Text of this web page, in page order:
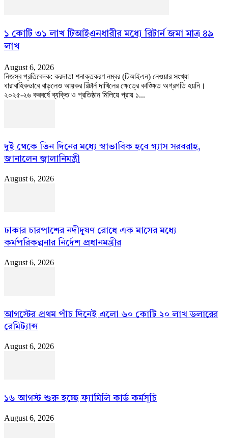
১ কোটি ৩১ লাখ টিআইএনধারীর মধ্যে রিটার্ন জমা মাত্র ৪৯
লাখ
August 6, 2026
নিজস্ব প্রতিবেদক: করদাতা শনাক্তকরণ নম্বর (টিআইএন) নেওয়ার সংখ্যা
ধারাবাহিকভাবে বাড়লেও আয়কর রিটার্ন দাখিলের ক্ষেত্রে কাঙ্ক্ষিত অগ্রগতি হয়নি।
২০২৫-২৬ করবর্ষে ব্যক্তি ও প্রতিষ্ঠান মিলিয়ে প্রায় ১...
দুই থেকে তিন দিনের মধ্যে স্বাভাবিক হবে গ্যাস সরবরাহ,
জানালেন জ্বালানিমন্ত্রী
August 6, 2026
ঢাকার চারপাশের নদীদূষণ রোধে এক মাসের মধ্যে
কর্মপরিকল্পনার নির্দেশ প্রধানমন্ত্রীর
August 6, 2026
আগস্টের প্রথম পাঁচ দিনেই এলো ৬০ কোটি ২০ লাখ ডলারের
রেমিট্যান্স
August 6, 2026
১৬ আগস্ট শুরু হচ্ছে ফ্যামিলি কার্ড কর্মসূচি
August 6, 2026